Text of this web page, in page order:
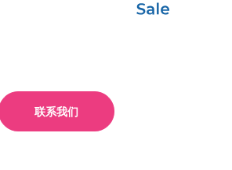
联系我们